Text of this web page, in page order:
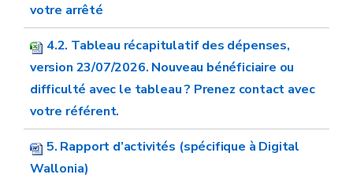
votre arrêté
4.2. Tableau récapitulatif des dépenses,
version 23/07/2026. Nouveau bénéficiaire ou
difficulté avec le tableau ? Prenez contact avec
votre référent.
5. Rapport d’activités (spécifique à Digital
Wallonia)